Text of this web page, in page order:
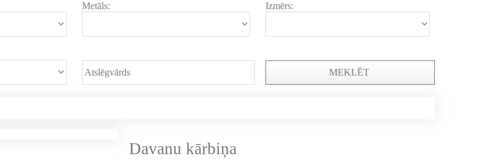
Metāls: Izmērs:
MEKLĒT
Davanu kārbiņa